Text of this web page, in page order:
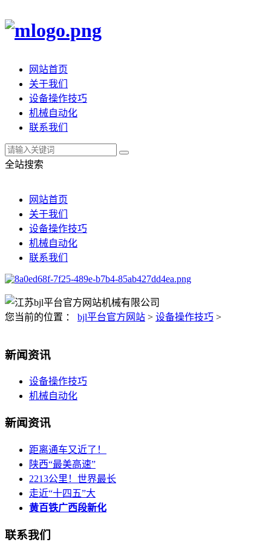
网站首页
关于我们
设备操作技巧
机械自动化
联系我们
全站搜索
网站首页
关于我们
设备操作技巧
机械自动化
联系我们
您当前的位置 ： bjl平台官方网站 > 设备操作技巧 >
新闻资讯
设备操作技巧
机械自动化
新闻资讯
距离通车又近了！
陕西“最美高速”
2213公里！世界最长
走近“十四五”大
黄百铁广西段新化
联系我们